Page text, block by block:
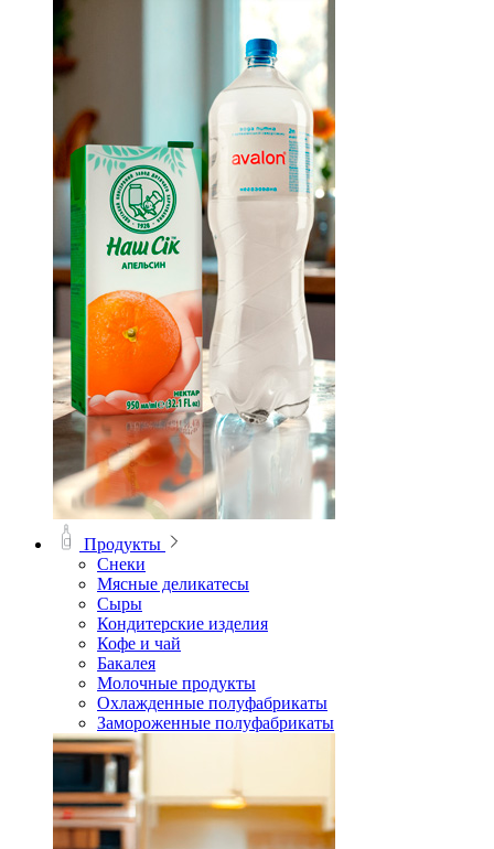
Продукты
Снеки
Мясные деликатесы
Сыры
Кондитерские изделия
Кофе и чай
Бакалея
Молочные продукты
Охлажденные полуфабрикаты
Замороженные полуфабрикаты